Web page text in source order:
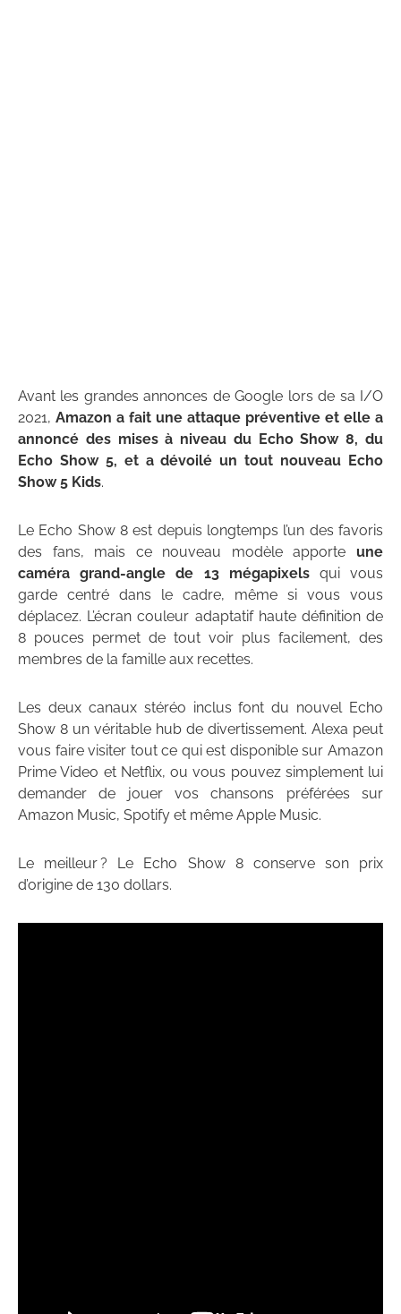
Avant les grandes annonces de Google lors de sa I/O
2021, Amazon a fait une attaque préventive et elle a
annoncé des mises à niveau du Echo Show 8, du
Echo Show 5, et a dévoilé un tout nouveau Echo
Show 5 Kids.
Le Echo Show 8 est depuis longtemps l’un des favoris
des fans, mais ce nouveau modèle apporte une
caméra grand-angle de 13 mégapixelsqui vous
garde centré dans le cadre, même si vous vous
déplacez. L’écran couleur adaptatif haute définition de
8 pouces permet de tout voir plus facilement, des
membres de la famille aux recettes.
Les deux canaux stéréo inclus font du nouvel Echo
Show 8 un véritable hub de divertissement. Alexa peut
vous faire visiter tout ce qui est disponible sur Amazon
Prime Video et Netflix, ou vous pouvez simplement lui
demander de jouer vos chansons préférées sur
Amazon Music, Spotify et même Apple Music.
Le meilleur ? Le Echo Show 8 conserve son prix
d’origine de 130 dollars.